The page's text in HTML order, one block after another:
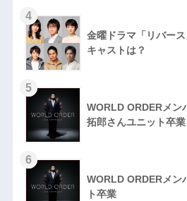
4
金曜ドラマ「リバース
キャストは？
5
WORLD ORDERメン
拓郎さんユニット卒業
6
WORLD ORDERメン
ト卒業